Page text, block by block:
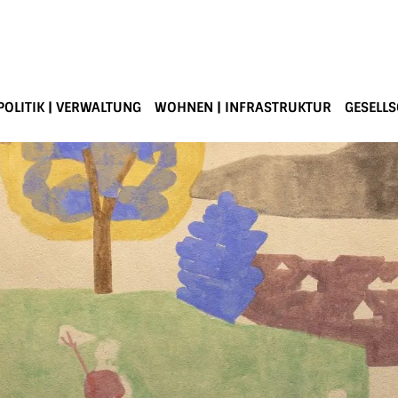
| VERWALTUNG WOHNEN | INFRASTRUKTUR